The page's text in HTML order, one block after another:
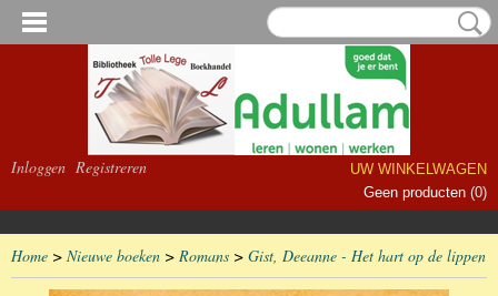
Inloggen Registreren
UW WINKELWAGEN
Geen producten (0)
Home > Nieuwe boeken > Romans > Gist, Deeanne - Het hart op de lippen